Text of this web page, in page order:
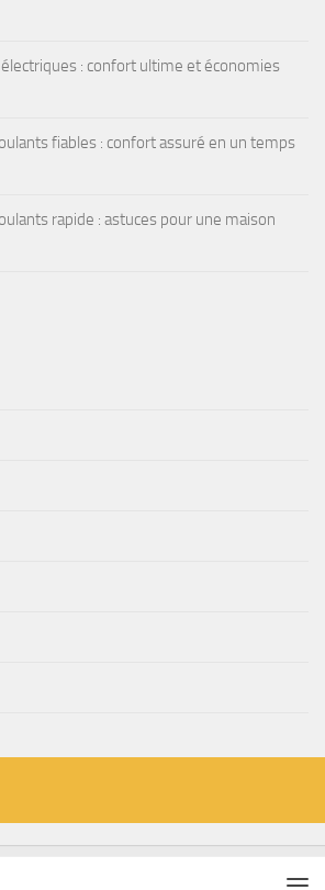
: confort ultime et économies
fiables : confort assuré en un temps
rapide : astuces pour une maison